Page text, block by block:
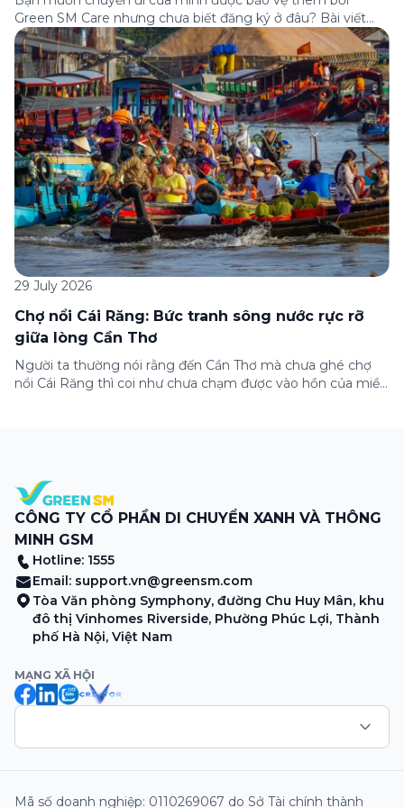
Green SM Care nhưng chưa biết đăng ký ở đâu? Bài viết
dưới đây sẽ hướng dẫn chi tiết cách tham gia (và hủy tham
gia) gói bảo hiểm này ngay trên ứng dụng Green SM, cùng
những lưu ý quan trọng trước khi […]
29 July 2026
Chợ nổi Cái Răng: Bức tranh sông nước rực rỡ
giữa lòng Cần Thơ
Người ta thường nói rằng đến Cần Thơ mà chưa ghé chợ
nổi Cái Răng thì coi như chưa chạm được vào hồn của miền
CÔNG TY CỔ PHẦN DI CHUYỂN XANH VÀ THÔNG
MINH GSM
Hotline: 1555
Email: support.vn@greensm.com
Tòa Văn phòng Symphony, đường Chu Huy Mân, khu
đô thị Vinhomes Riverside, Phường Phúc Lợi, Thành
phố Hà Nội, Việt Nam
MẠNG XÃ HỘI
Mã số doanh nghiệp: 0110269067 do Sở Tài chính thành